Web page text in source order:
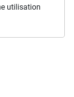
utilisation